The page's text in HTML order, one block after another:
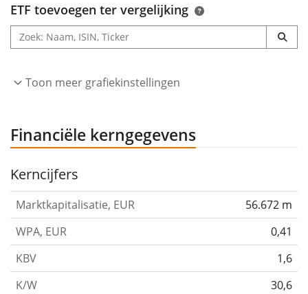
ETF toevoegen ter vergelijking
Toon meer grafiekinstellingen
Financiële kerngegevens
Kerncijfers
Marktkapitalisatie, EUR
56.672 m
WPA, EUR
0,41
KBV
1,6
K/W
30,6